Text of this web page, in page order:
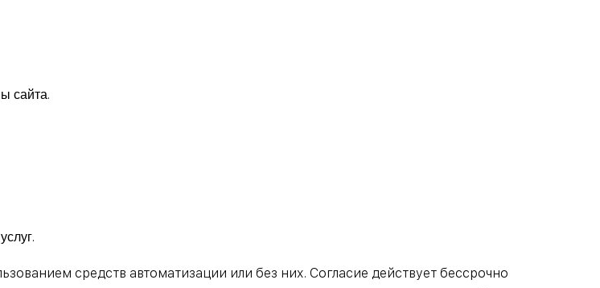
сайта.
средств автоматизации или без них. Согласие действует бессрочно